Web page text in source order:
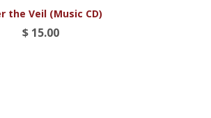
Vista rápida
the Veil (Music CD)
$ 15.00